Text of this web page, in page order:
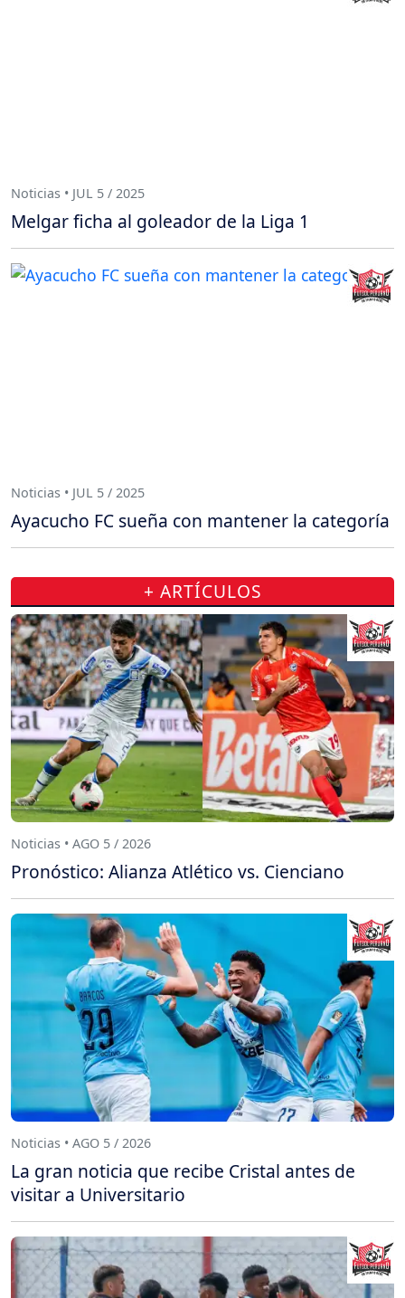
Noticias • JUL 5 / 2025
Melgar ficha al goleador de la Liga 1
Noticias • JUL 5 / 2025
Ayacucho FC sueña con mantener la categoría
+ ARTÍCULOS
Noticias • AGO 5 / 2026
Pronóstico: Alianza Atlético vs. Cienciano
Noticias • AGO 5 / 2026
La gran noticia que recibe Cristal antes de
visitar a Universitario